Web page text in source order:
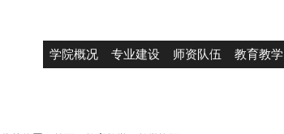
学院概况 专业建设 师资队伍 教育教学